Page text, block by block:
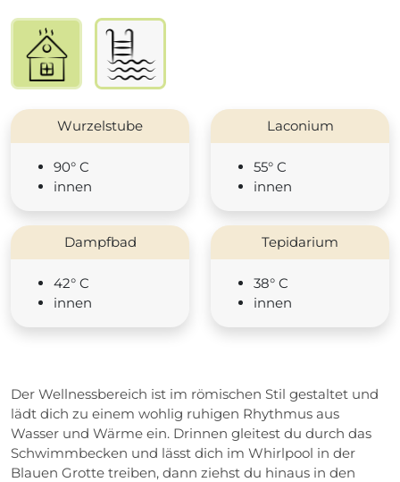
Wurzelstube
90° C
innen
Laconium
55° C
innen
Dampfbad
42° C
innen
Tepidarium
38° C
innen
Der Wellnessbereich ist im römischen Stil gestaltet und
lädt dich zu einem wohlig ruhigen Rhythmus aus
Wasser und Wärme ein. Drinnen gleitest du durch das
Schwimmbecken und lässt dich im Whirlpool in der
Blauen Grotte treiben, dann ziehst du hinaus in den